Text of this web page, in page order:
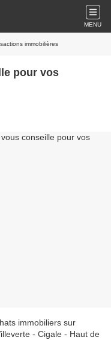
MENU
immobilières
pour vos
immobiliers sur
- Cigale - Haut de